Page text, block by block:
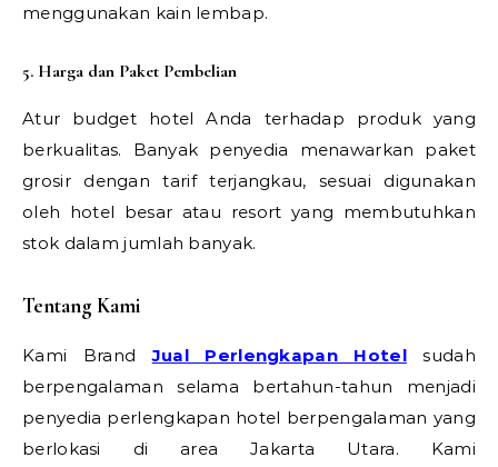
menggunakan kain lembap.
5. Harga dan Paket Pembelian
Atur budget hotel Anda terhadap produk yang
berkualitas. Banyak penyedia menawarkan paket
grosir dengan tarif terjangkau, sesuai digunakan
oleh hotel besar atau resort yang membutuhkan
stok dalam jumlah banyak.
Tentang Kami
Kami BrandJual Perlengkapan Hotelsudah
berpengalaman selama bertahun-tahun menjadi
penyedia perlengkapan hotel berpengalaman yang
berlokasi di area Jakarta Utara. Kami